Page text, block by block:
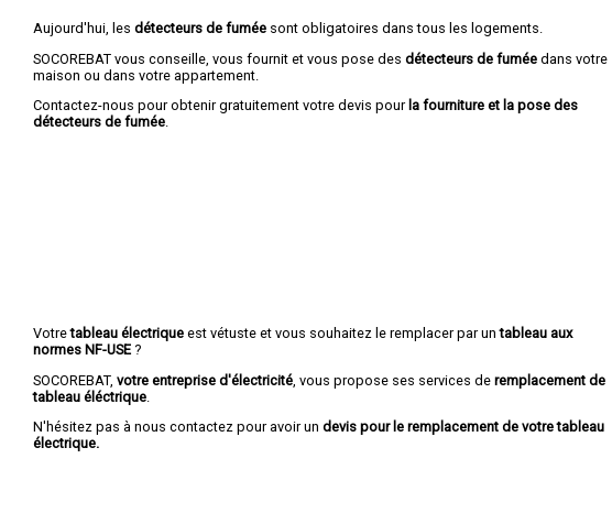
Aujourd'hui, les détecteurs de fumée sont obligatoires dans tous les logements.
SOCOREBAT vous conseille, vous fournit et vous pose des détecteurs de fumée dans votre
maison ou dans votre appartement.
Contactez-nous pour obtenir gratuitement votre devis pour la fourniture et la pose des
détecteurs de fumée.
Votretableau électrique est vétuste et vous souhaitez le remplacer par untableau aux
normes NF-USE ?
SOCOREBAT, votre entreprise d'électricité , vous propose ses services de remplacement de
tableau éléctrique
N'hésitez pas à nous contactez pour avoir un devis pour le remplacement de votre tableau
électrique.